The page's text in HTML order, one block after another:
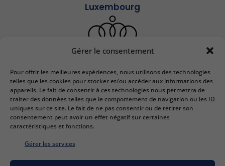
Gérer le consentement
Pour offrir les meilleures expériences, nous utilisons des technologies
telles que les cookies pour stocker et/ou accéder aux informations des
appareils. Le fait de consentir à ces technologies nous permettra de
traiter des données telles que le comportement de navigation ou les ID
uniques sur ce site. Le fait de ne pas consentir ou de retirer son
consentement peut avoir un effet négatif sur certaines
caractéristiques et fonctions.
Gérer les services
Luxembourg
IEDRS France
2 bis Rue Lafayette
57000 Metz
Email :contact@iedrs.com
Tél. :+33 (0)3 87 50 81 58
IEDRS Luxembourg